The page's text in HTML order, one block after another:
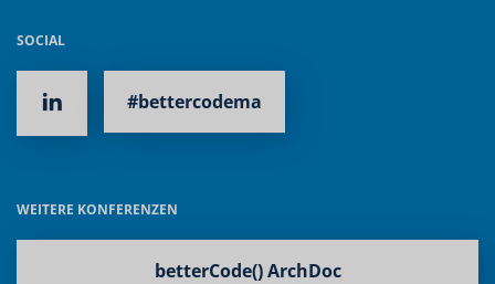
SOCIAL
#bettercodema
WEITERE KONFERENZEN
betterCode() ArchDoc